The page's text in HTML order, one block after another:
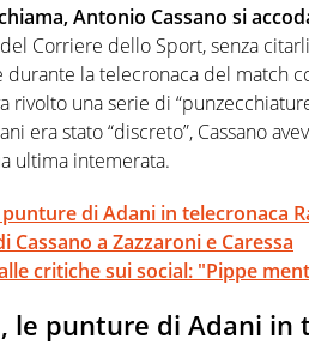
Antonio Cassano si
Corriere dello Sport, senza
durante la telecronaca del match
rivolto una serie di
era stato “discreto”, Cassano
ultima intemerata.
di Adani in telecronaca
Cassano a Zazzaroni e Caressa
critiche sui social: "Pippe
le punture di Adani in